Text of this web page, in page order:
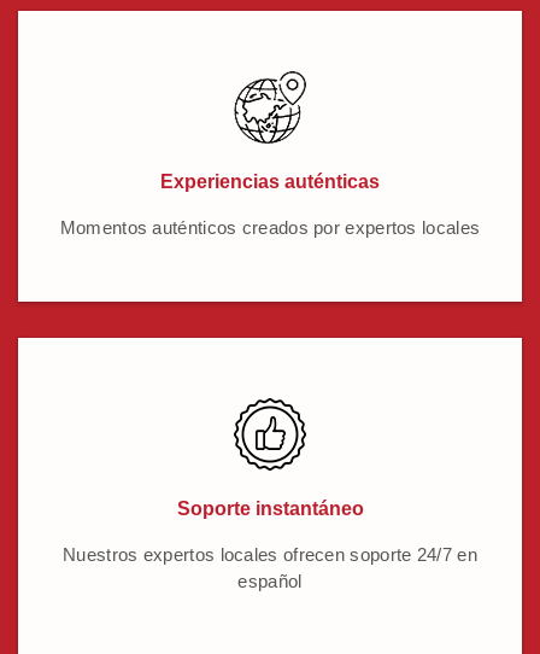
Experiencias auténticas
Momentos auténticos creados por expertos locales
Soporte instantáneo
Nuestros expertos locales ofrecen soporte 24/7 en
español